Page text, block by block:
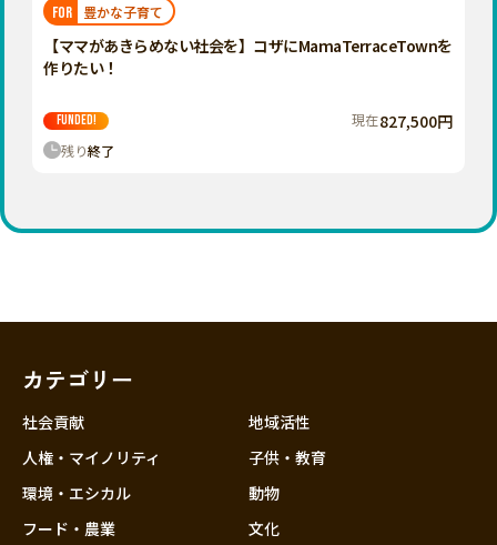
大阪
奈良
広島
FOR 豊かな子育て
【ママがあきらめない社会を】コザにMamaTerraceTownを
作りたい！
FUNDED! 現在827,500円
残り終了
カテゴリー
社会貢献
人権・マイノリティ
環境・エシカル
フード・農業
地域活性
子供・教育
動物
文化